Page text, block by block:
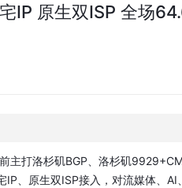
IP 原生双ISP 全场
前主打洛杉矶BGP 洛杉矶9929+C
IP 原生双ISP接入 ， 对流媒体 AI